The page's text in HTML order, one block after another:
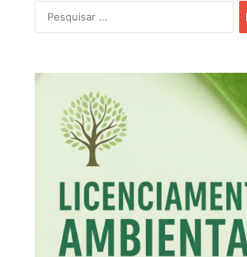
por: